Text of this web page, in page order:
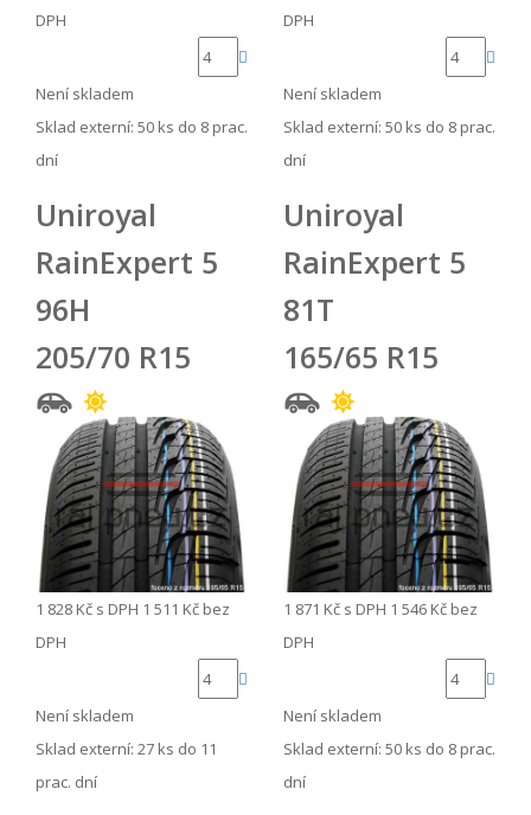
DPH
Není skladem
Sklad externí: 50 ks do 8 prac.
dní
DPH
Není skladem
Sklad externí: 50 ks do 8 prac.
dní
Uniroyal
RainExpert 5
96H
205/70 R15
1 828 Kč s DPH 1 511 Kč bez
DPH
Není skladem
Sklad externí: 27 ks do 11
prac. dní
Uniroyal
RainExpert 5
81T
165/65 R15
1 871 Kč s DPH 1 546 Kč bez
DPH
Není skladem
Sklad externí: 50 ks do 8 prac.
dní